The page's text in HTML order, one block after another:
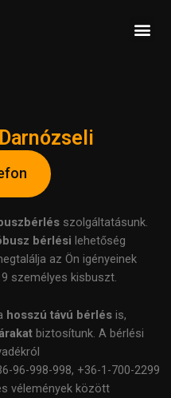
uszbérlés szolgáltatásunk.
bérlési lehetőség
az Ön igényeinek
személyes kisbuszt.
hosszú távú bérlés is,
biztosítunk. A bérlési
96-998-998, +36-1-700-2299
vélemények között